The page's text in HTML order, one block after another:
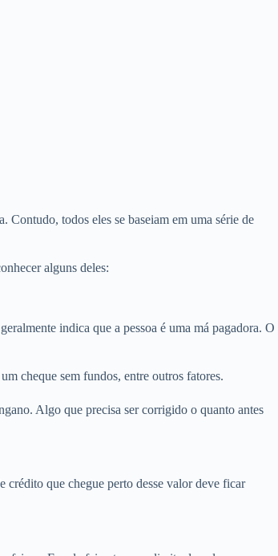
todos eles se baseiam em uma série de
alguns deles:
indica que a pessoa é uma má pagadora. O
cheque sem fundos, entre outros fatores.
Algo que precisa ser corrigido o quanto antes
crédito que chegue perto desse valor deve ficar